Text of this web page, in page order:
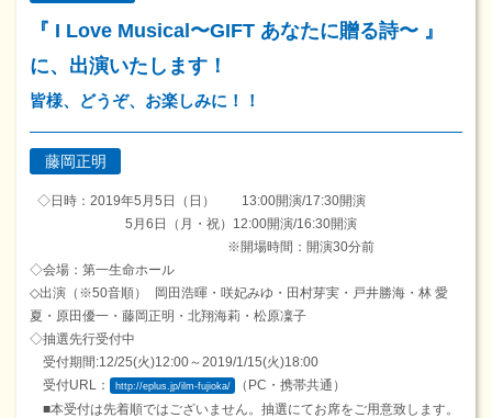
『 I Love Musical〜GIFT あなたに贈る詩〜 』
に、出演いたします！
皆様、どうぞ、お楽しみに！！
藤岡正明
◇日時：2019年5月5日（日） 13:00開演/17:30開演
5月6日（月・祝）12:00開演/16:30開演
※開場時間：開演30分前
◇会場：第一生命ホール
◇出演（※50音順） 岡田浩暉・咲妃みゆ・田村芽実・戸井勝海・林 愛
夏・原田優一・藤岡正明・北翔海莉・松原凜子
◇抽選先行受付中
受付期間:12/25(火)12:00～2019/1/15(火)18:00
受付URL：
http://eplus.jp/ilm-fujioka/
（PC・携帯共通）
■本受付は先着順ではございません。抽選にてお席をご用意致します。